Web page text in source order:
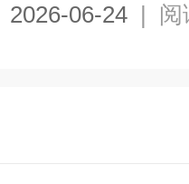
2026-06-24 | 阅